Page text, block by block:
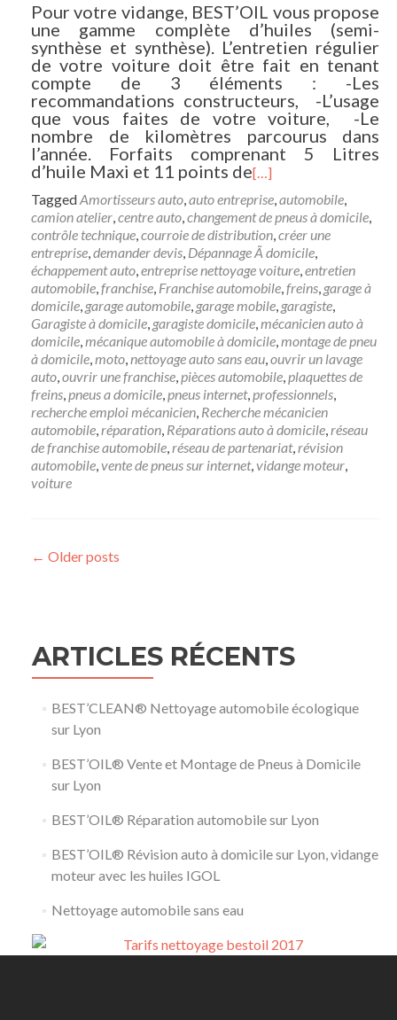
Pour votre vidange, BEST’OIL vous propose
une gamme complète d’huiles (semi-
synthèse et synthèse). L’entretien régulier
de votre voiture doit être fait en tenant
compte de 3 éléments : -Les
recommandations constructeurs, -L’usage
que vous faites de votre voiture, -Le
nombre de kilomètres parcourus dans
l’année. Forfaits comprenant 5 Litres
d’huile Maxi et 11 points de[…]
TaggedAmortisseurs auto,auto entreprise,automobile,
camion atelier,centre auto,changement de pneus à domicile,
contrôle technique,courroie de distribution,créer une
entreprise,demander devis, Dépannage Ã domicile,
échappement auto,entreprise nettoyage voiture,entretien
automobile,franchise, Franchise automobile,freins, garage à
domicile, garage automobile, garage mobile, garagiste,
Garagiste à domicile, garagiste domicile,mécanicien auto à
domicile,mécanique automobile à domicile,montage de pneu
à domicile,moto,nettoyage auto sans eau,ouvrir un lavage
auto,ouvrir une franchise,pièces automobile,plaquettes de
freins,pneus a domicile,pneus internet,professionnels,
recherche emploi mécanicien, Recherche mécanicien
automobile,réparation, Réparations auto à domicile,réseau
de franchise automobile,réseau de partenariat,révision
automobile,vente de pneus sur internet,vidange moteur,
voiture
Posts navigation
← Older posts
ARTICLES RÉCENTS
BEST’CLEAN® Nettoyage automobile écologique
sur Lyon
BEST’OIL® Vente et Montage de Pneus à Domicile
sur Lyon
BEST’OIL® Réparation automobile sur Lyon
BEST’OIL® Révision auto à domicile sur Lyon, vidange
moteur avec les huiles IGOL
Nettoyage automobile sans eau